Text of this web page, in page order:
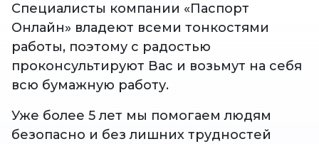
Специалисты компании «Паспорт
Онлайн» владеют всеми тонкостями
работы, поэтому с радостью
проконсультируют Вас и возьмут на себя
всю бумажную работу.
Уже более 5 лет мы помогаем людям
безопасно и без лишних трудностей